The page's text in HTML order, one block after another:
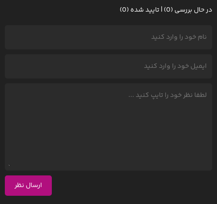
در حال بررسی (0) | تایید شده (0)
ارسال نظر